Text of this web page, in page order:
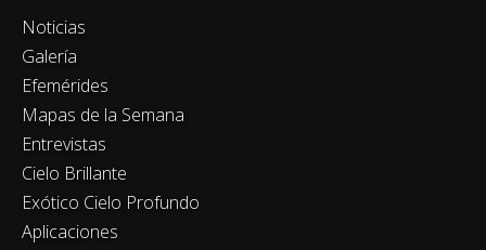
Noticias
Galería
Efemérides
Mapas de la Semana
Entrevistas
Cielo Brillante
Exótico Cielo Profundo
Aplicaciones